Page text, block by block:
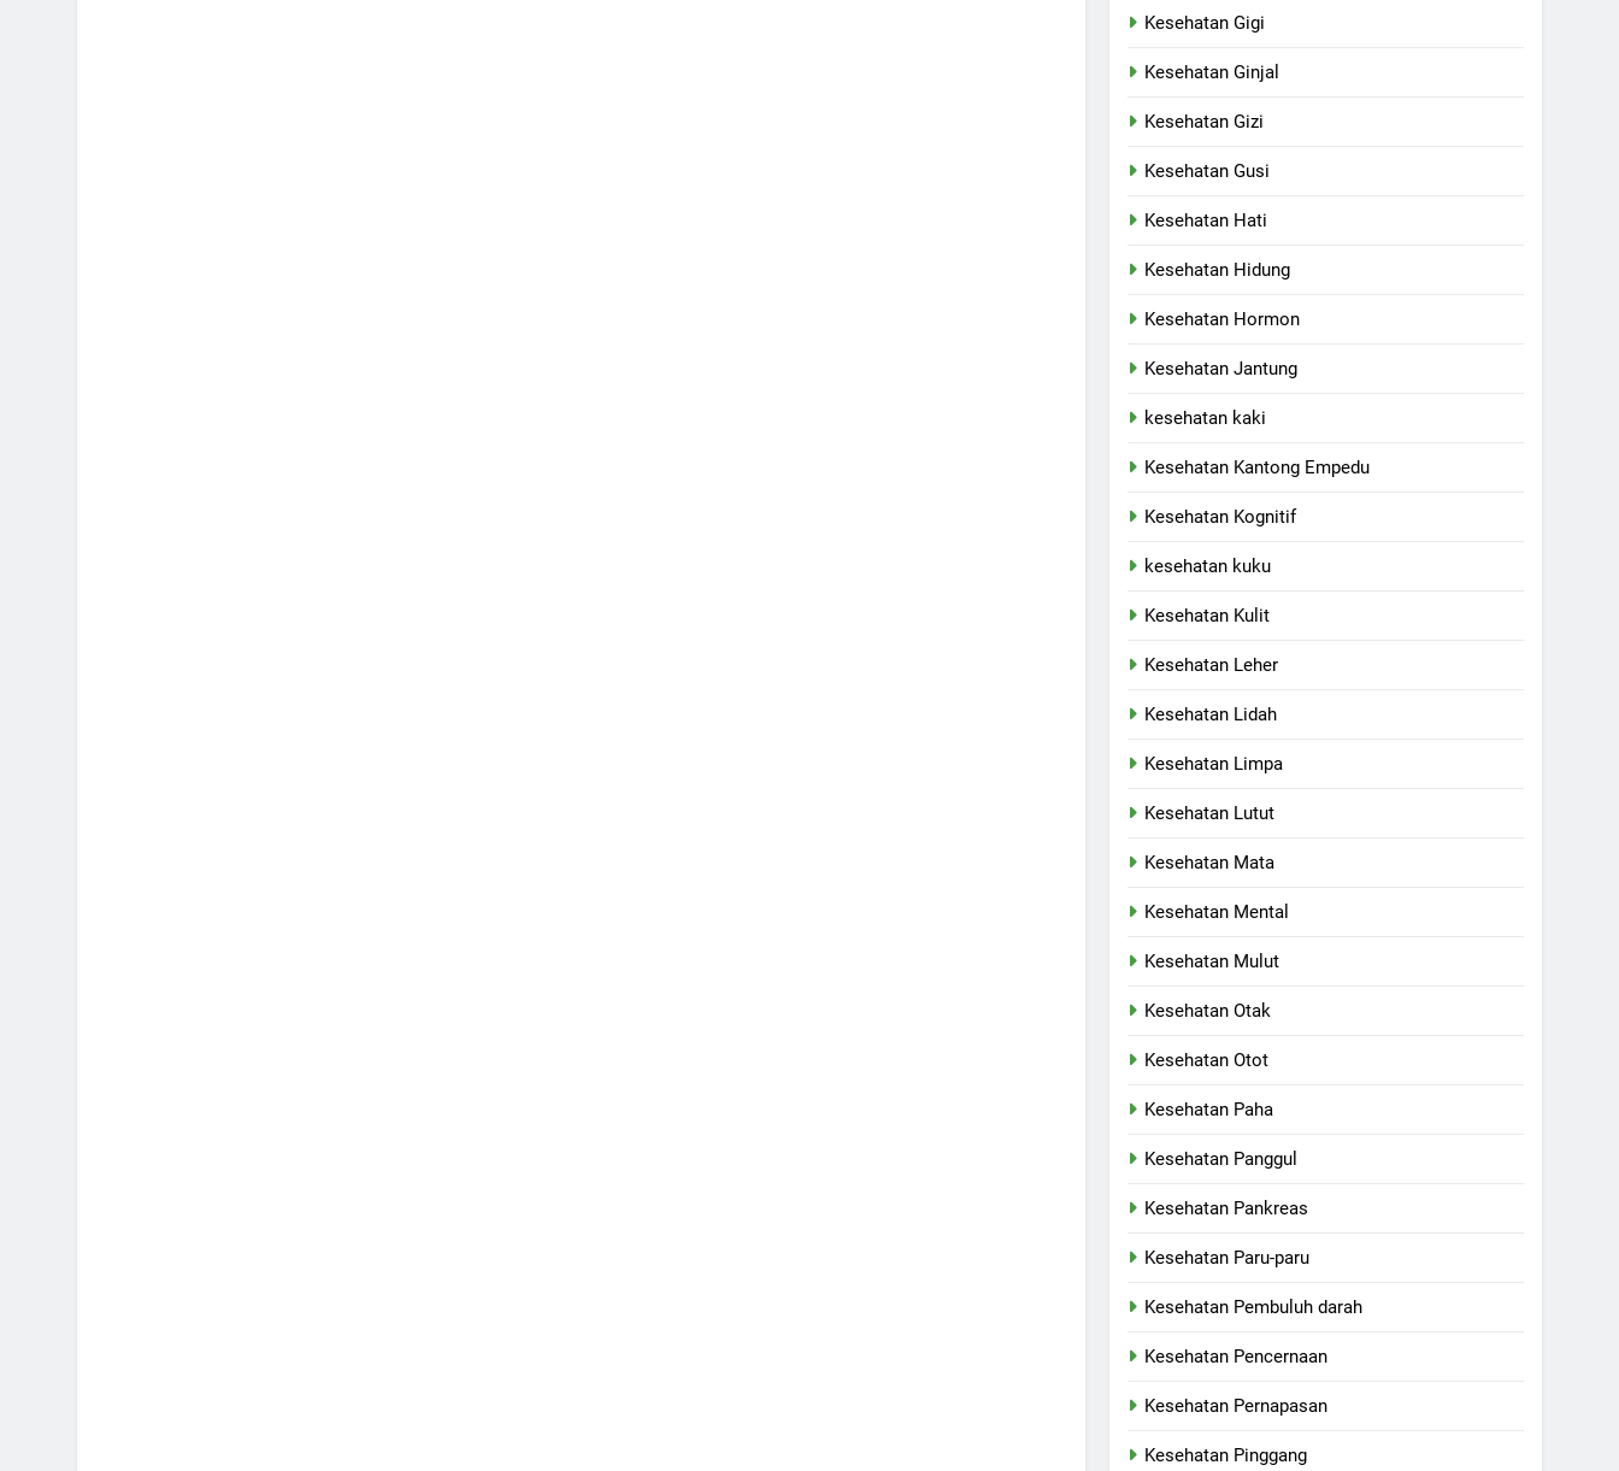
Kesehatan Gigi
Kesehatan Ginjal
Kesehatan Gizi
Kesehatan Gusi
Kesehatan Hati
Kesehatan Hidung
Kesehatan Hormon
Kesehatan Jantung
kesehatan kaki
Kesehatan Kantong Empedu
Kesehatan Kognitif
kesehatan kuku
Kesehatan Kulit
Kesehatan Leher
Kesehatan Lidah
Kesehatan Limpa
Kesehatan Lutut
Kesehatan Mata
Kesehatan Mental
Kesehatan Mulut
Kesehatan Otak
Kesehatan Otot
Kesehatan Paha
Kesehatan Panggul
Kesehatan Pankreas
Kesehatan Paru-paru
Kesehatan Pembuluh darah
Kesehatan Pencernaan
Kesehatan Pernapasan
Kesehatan Pinggang